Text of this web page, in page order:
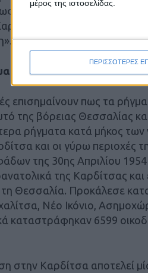
μέρος της ιστοσελίδας.
ΠΕΡΙΣΣΟΤΕΡΕΣ
του ΑΠΘ για την
δεν προκύπτει ότι
επισημαίνουν πως τα
της βόρειας Θεσσαλίας
ρήγματα κατά μήκος
και οι γύρω περιοχές
της 30ης Απριλίου
της Καρδίτσας
τη Θεσσαλία. Προκάλεσε
Νέο Ικόνιο,
καταστράφηκαν 6599
στην Καρδίτσα αποτελεί